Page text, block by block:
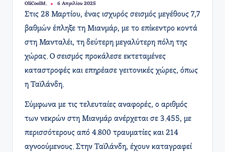
Συγγραφέας:
OliCoolM. 6 Απριλίου 2025
​Στις 28 Μαρτίου, ένας ισχυρός σεισμός μεγέθους 7,7
βαθμών έπληξε τη Μιανμάρ, με το επίκεντρο κοντά
στη Μανταλέι, τη δεύτερη μεγαλύτερη πόλη της
χώρας. Ο σεισμός προκάλεσε εκτεταμένες
καταστροφές και επηρέασε γειτονικές χώρες, όπως
η Ταϊλάνδη.​
Σύμφωνα με τις τελευταίες αναφορές, ο αριθμός
των νεκρών στη Μιανμάρ ανέρχεται σε 3.455, με
περισσότερους από 4.800 τραυματίες και 214
αγνοούμενους. Στην Ταϊλάνδη, έχουν καταγραφεί